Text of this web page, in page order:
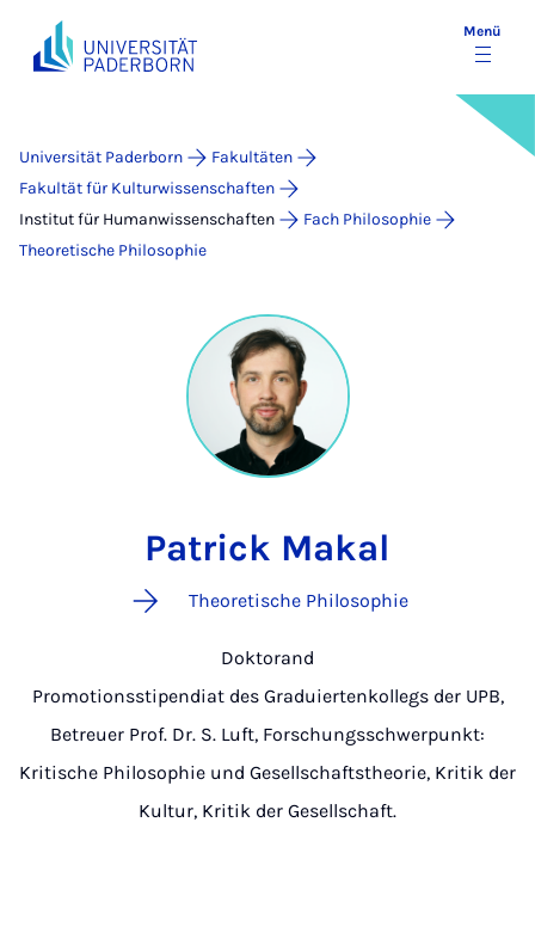
Menü
Universität Paderborn
Fakultäten
Fakultät für Kulturwissenschaften
Institut für Humanwissenschaften
Fach Philosophie
Theoretische Philosophie
Patrick Makal
Theoretische Philosophie
Doktorand
Promotionsstipendiat des Graduiertenkollegs der UPB,
Betreuer Prof. Dr. S. Luft, Forschungsschwerpunkt:
Kritische Philosophie und Gesellschaftstheorie, Kritik der
Kultur, Kritik der Gesellschaft.